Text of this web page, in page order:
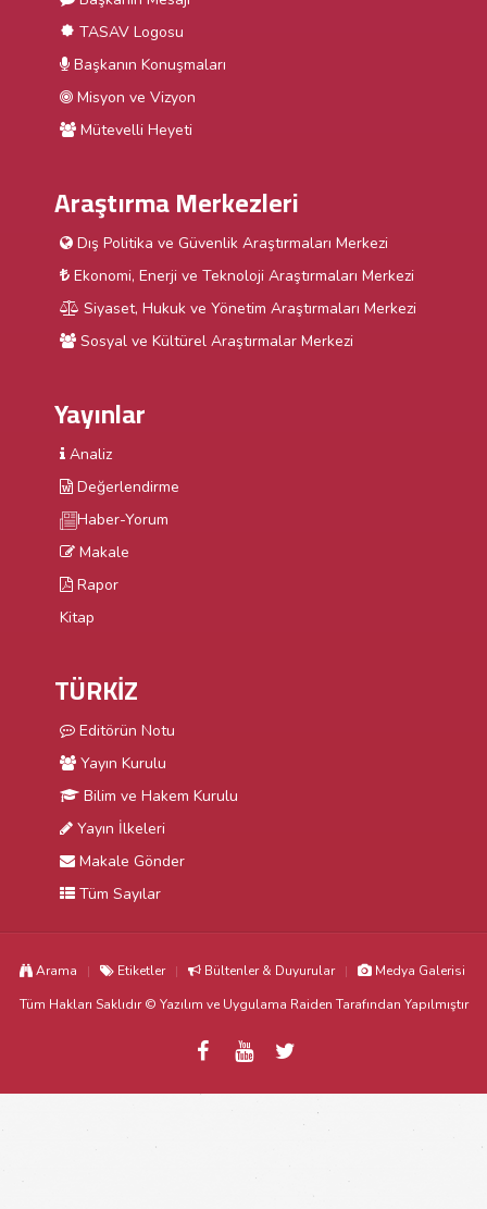
TASAV Logosu
Başkanın Konuşmaları
Misyon ve Vizyon
Mütevelli Heyeti
Araştırma Merkezleri
Dış Politika ve Güvenlik Araştırmaları Merkezi
Ekonomi, Enerji ve Teknoloji Araştırmaları Merkezi
Siyaset, Hukuk ve Yönetim Araştırmaları Merkezi
Sosyal ve Kültürel Araştırmalar Merkezi
Yayınlar
Analiz
Değerlendirme
Haber-Yorum
Makale
Rapor
Kitap
TÜRKİZ
Editörün Notu
Yayın Kurulu
Bilim ve Hakem Kurulu
Yayın İlkeleri
Makale Gönder
Tüm Sayılar
Arama Etiketler Bültenler & Duyurular
Medya Galerisi
Tüm Hakları Saklıdır © Yazılım ve Uygulama Raiden Tarafından Yapılmıştır